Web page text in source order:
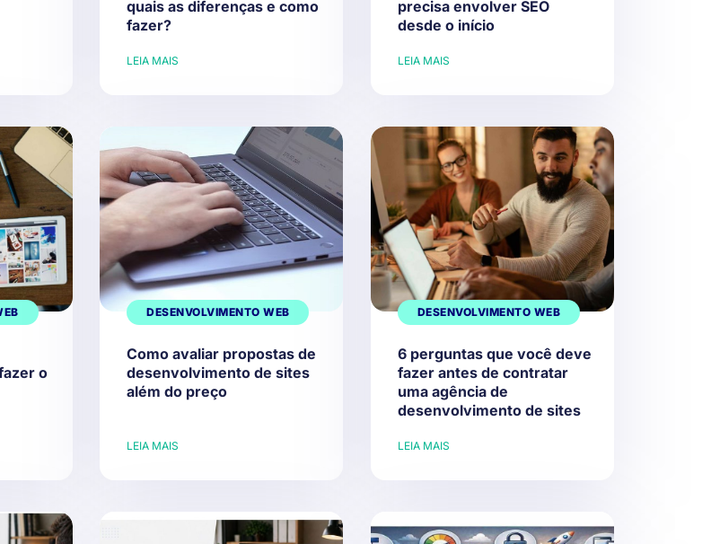
quais as diferenças e como
fazer?
LEIA MAIS
precisa envolver SEO
desde o início
LEIA MAIS
o
DESENVOLVIMENTO WEB
Como avaliar propostas de
desenvolvimento de sites
além do preço
LEIA MAIS
DESENVOLVIMENTO WEB
6 perguntas que você deve
fazer antes de contratar
uma agência de
desenvolvimento de sites
LEIA MAIS